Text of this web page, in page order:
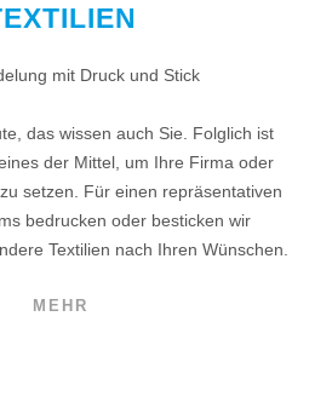
mit Druck und Stick
das wissen auch Sie. Folglich ist
der Mittel, um Ihre Firma oder
setzen. Für einen repräsentativen
bedrucken oder besticken wir
Textilien nach Ihren Wünschen.
MEHR